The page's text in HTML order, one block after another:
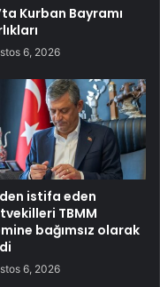
Kurban Bayramı
6, 2026
istifa eden
TBMM
bağımsız olarak
6, 2026